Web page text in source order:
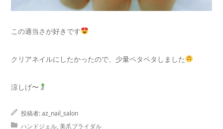
この適当さが好きです
クリアネイルにしたかったので、少量ペタペタしました
涼しげ〜
投稿者:az_nail_salon
ハンドジェル,美爪ブライダル